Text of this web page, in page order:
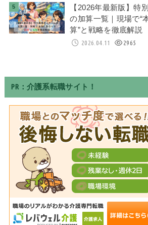
【2026年最新版】特
の加算一覧｜現場で“
算”と戦略を徹底解説
2026.04.11 2965
PR：介護系転職サイト！